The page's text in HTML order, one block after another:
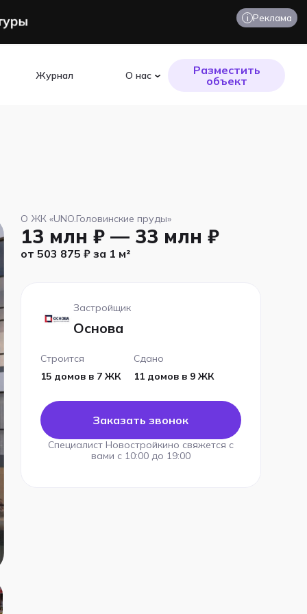
Журнал О нас
Разместить
объект
i Реклама
О ЖК «UNO.Головинские пруды»
13 млн ₽ — 33 млн ₽
от 503 875 ₽ за 1 м²
Застройщик
Основа
Строится
15 домов в 7 ЖК
Сдано
11 домов в 9 ЖК
Заказать звонок
Специалист Новостройкино свяжется с
вами с 10:00 до 19:00